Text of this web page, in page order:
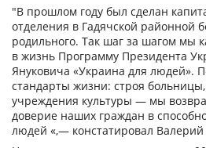
"В прошлом году был сделан
отделения в Гадячской районной
родильного. Так шаг за шагом мы
в жизнь Программу Президента
Януковича «Украина для людей».
стандарты жизни: строя
учреждения культуры — мы
доверие наших граждан в
людей «,— констатировал